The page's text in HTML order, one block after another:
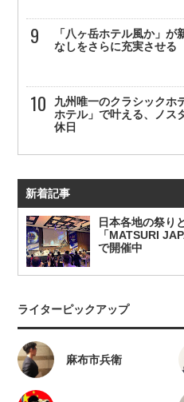
「八ヶ岳ホテル風か」が
なしをさらに充実させる
九州唯一のクラシックホ
ホテル」で叶える、ノス
休日
新着記事
日本各地の祭り
「MATSURI
で開催中
ライターピックアップ
麻布市兵衛